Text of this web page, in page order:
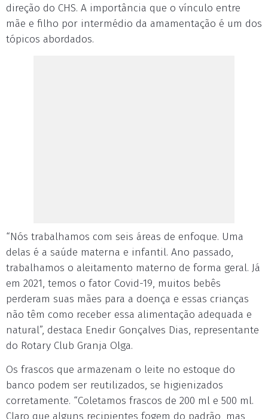
direção do CHS. A importância que o vínculo entre
mãe e filho por intermédio da amamentação é um dos
tópicos abordados.
“Nós trabalhamos com seis áreas de enfoque. Uma
delas é a saúde materna e infantil. Ano passado,
trabalhamos o aleitamento materno de forma geral. Já
em 2021, temos o fator Covid-19, muitos bebês
perderam suas mães para a doença e essas crianças
não têm como receber essa alimentação adequada e
natural”, destaca Enedir Gonçalves Dias, representante
do Rotary Club Granja Olga.
Os frascos que armazenam o leite no estoque do
banco podem ser reutilizados, se higienizados
corretamente. “Coletamos frascos de 200 ml e 500 ml.
Claro que alguns recipientes fogem do padrão, mas